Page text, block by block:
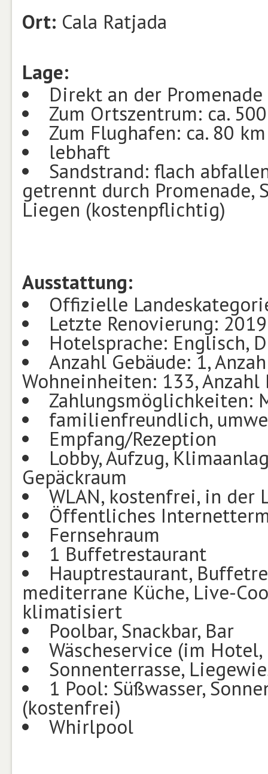
Ort: Cala Ratjada
Lage:
Direkt an der Promenade
Zum Ortszentrum: ca.
Zum Flughafen: ca. 80 km
lebhaft
Sandstrand: flach
getrennt durch Promenade,
Liegen (kostenpflichtig)
Ausstattung:
Offizielle
Letzte Renovierung: 2019
Hotelsprache: Englisch,
Anzahl Gebäude: 1,
Wohneinheiten: 133,
Zahlungsmöglichkeiten:
familienfreundlich,
Empfang/Rezeption
Lobby, Aufzug,
Gepäckraum
WLAN, kostenfrei, in der
Öffentliches
Fernsehraum
1 Buffetrestaurant
Hauptrestaurant,
mediterrane Küche, Live-
klimatisiert
Poolbar, Snackbar, Bar
Wäscheservice (im
Sonnenterrasse,
1 Pool: Süßwasser,
(kostenfrei)
Whirlpool